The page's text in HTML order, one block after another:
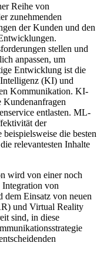
Reihe von
zunehmenden
der Kunden und den
stellen und
anpassen, um
Entwicklung ist die
(KI) und
Kommunikation. KI-
Kundenanfragen
entlasten. ML-
der
die besten
relevantesten Inhalte
wird von einer noch
Integration von
Einsatz von neuen
und Virtual Reality
sind, in diese